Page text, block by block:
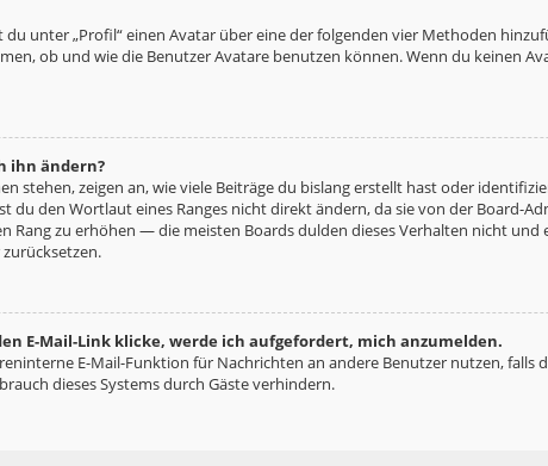
unter „Profil“ einen Avatar über eine der folgenden vier Methoden
ob und wie die Benutzer Avatare benutzen können. Wenn du keinen
ihn ändern?
stehen, zeigen an, wie viele Beiträge du bislang erstellt hast oder
du den Wortlaut eines Ranges nicht direkt ändern, da sie von der Board-
Rang zu erhöhen — die meisten Boards dulden dieses Verhalten nicht
E-Mail-Link klicke, werde ich aufgefordert, mich anzumelden.
E-Mail-Funktion für Nachrichten an andere Benutzer nutzen, falls
dieses Systems durch Gäste verhindern.